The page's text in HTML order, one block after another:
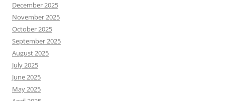
December 2025
November 2025
October 2025
September 2025
August 2025
July 2025
June 2025
May 2025